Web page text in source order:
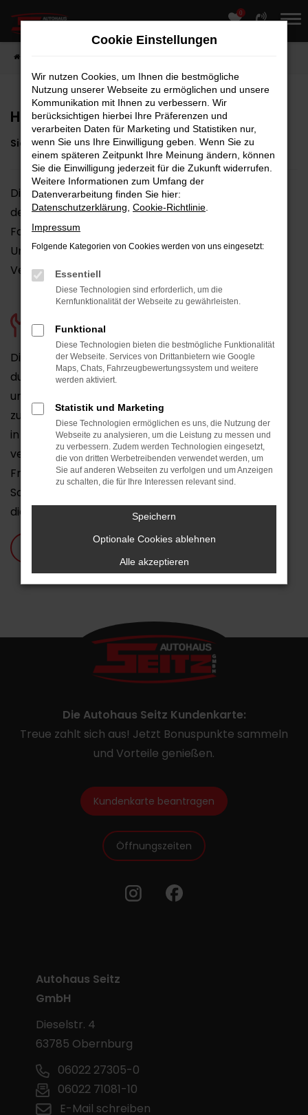
Zum
Hauptinhalt
0
Haupt- und Abgasuntersuchung
Sicherheit und Umweltschutz für Ihr Fahrzeug
Die Haupt- und Abgasuntersuchung (HU/AU) ist für
den sicheren Betrieb eines jeden
Fahrzeugs unerlässlich. Es geht dabei sowohl um
Umweltschutz als auch um
Verkehrssicherheit.
HU & AU
Die Abgasuntersuchung wird von uns selbst
durchgeführt, für die HU arbeiten wir mit einer
unabhängigen und zertifizierten Prüforganisation
zusammen. TÜV SÜD kommt hierfür direkt
in unsere Werkstatt, womit Sie lange Wege
vermeiden. Die Prüfungen sind von Montag bis
Freitag möglich und wir bieten einen Rundum-
Sorglos-Service inklusive Reparaturen, sofern
diese vonnöten sind.
Werkstatttermin buchen
Die Autohaus Seitz Kundenkarte:
Treue zahlt sich aus! Jetzt Bonuspunkte sammeln
und Vorteile genießen.
Kundenkarte beantragen
Öffnungszeiten
Autohaus Seitz
GmbH
Dieselstr. 4
63785 Obernburg
06022 27305-0
06022 71081-10
E-Mail schreiben
Cookie Einstellungen
Wir nutzen Cookies, um Ihnen die bestmögliche
Nutzung unserer Webseite zu ermöglichen und unsere
Kommunikation mit Ihnen zu verbessern. Wir
berücksichtigen hierbei Ihre Präferenzen und
verarbeiten Daten für Marketing und Statistiken nur,
wenn Sie uns Ihre Einwilligung geben. Wenn Sie zu
einem späteren Zeitpunkt Ihre Meinung ändern, können
Sie die Einwilligung jederzeit für die Zukunft widerrufen.
Weitere Informationen zum Umfang der
Datenverarbeitung finden Sie hier:
Datenschutzerklärung Cookie-Richtlinie
Impressum
Folgende Kategorien von Cookies werden von uns eingesetzt:
Essentiell
Diese Technologien sind erforderlich, um die
Kernfunktionalität der Webseite zu gewährleisten.
Funktional
Diese Technologien bieten die bestmögliche Funktionalität
der Webseite. Services von Drittanbietern wie Google
Maps, Chats, Fahrzeugbewertungssystem und weitere
werden aktiviert.
Statistik und Marketing
Diese Technologien ermöglichen es uns, die Nutzung der
Webseite zu analysieren, um die Leistung zu messen und
zu verbessern. Zudem werden Technologien eingesetzt,
die von dritten Werbetreibenden verwendet werden, um
Sie auf anderen Webseiten zu verfolgen und um Anzeigen
zu schalten, die für Ihre Interessen relevant sind.
Speichern
Optionale Cookies ablehnen
Alle akzeptieren